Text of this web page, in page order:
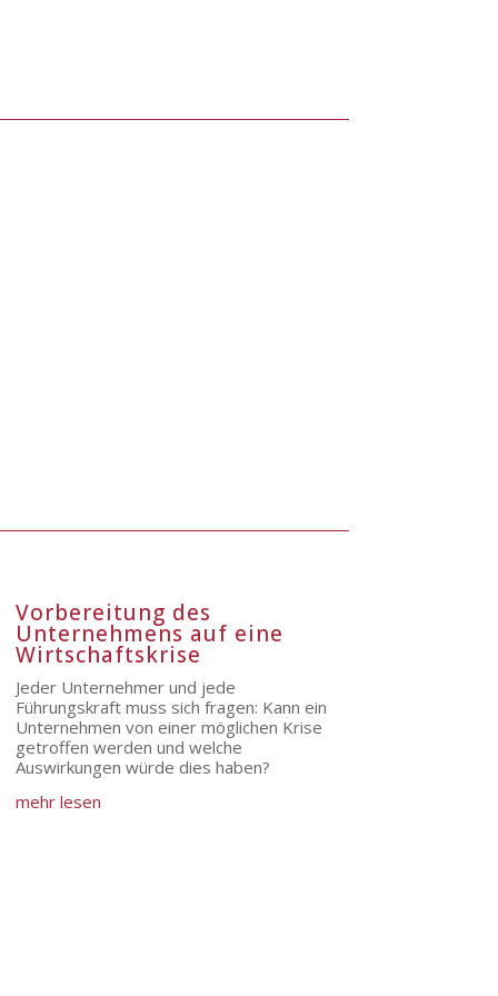
Vorbereitung des
Unternehmens auf eine
Wirtschaftskrise
Jeder Unternehmer und jede
Führungskraft muss sich fragen: Kann ein
Unternehmen von einer möglichen Krise
getroffen werden und welche
Auswirkungen würde dies haben?
mehr lesen